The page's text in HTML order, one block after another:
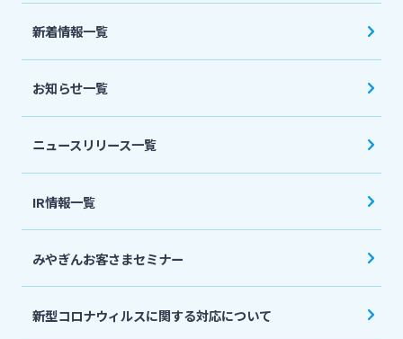
法人・個人事業主のお客さま
宮崎銀行について
ニュースリリース一覧
採用情報
お問い合わせ先一覧
新着情報一覧
お知らせ一覧
ニュースリリース一覧
IR情報一覧
みやぎんお客さまセミナー
新型コロナウィルスに関する対応について